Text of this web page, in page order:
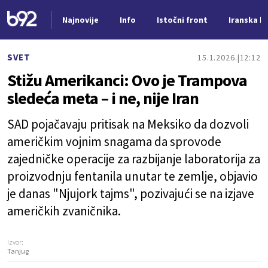
Najnovije Info Istočni front Iranska
SVET 15.1.2026. 12:12
Stižu Amerikanci: Ovo je Trampova
sledeća meta – i ne, nije Iran
SAD pojačavaju pritisak na Meksiko da dozvoli
američkim vojnim snagama da sprovode
zajedničke operacije za razbijanje laboratorija za
proizvodnju fentanila unutar te zemlje, objavio
je danas "Njujork tajms", pozivajući se na izjave
američkih zvaničnika.
Izvor:
Tanjug